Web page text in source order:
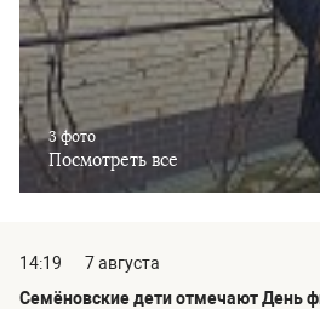
3 фото
Посмотреть все
14:19
7 августа
Семёновские дети отмечают День